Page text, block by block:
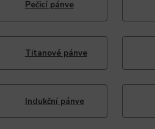
Pečicí pánve
Titanové pánve
Indukční pánve